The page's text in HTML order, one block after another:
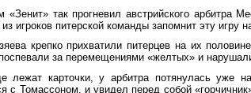
«Зенит» так прогневил австрийского арбитра
игроков питерской команды запомнит эту игру
крепко прихватили питерцев на их
поспевали за перемещениями «желтых» и
лежат карточки, у арбитра потянулась уже
с Томассоном, и увидел перед собой